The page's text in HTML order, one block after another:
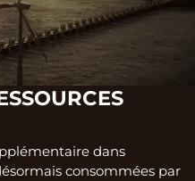
dans
consommées par